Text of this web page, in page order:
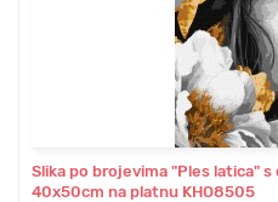
Slika po brojevima "Ples latica"
40x50cm na platnu KHO8505